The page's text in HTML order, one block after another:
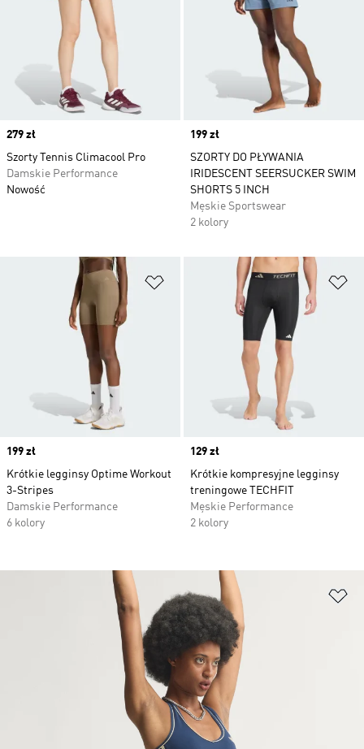
Price
279 zł
Szorty Tennis Climacool Pro
Damskie Performance
Nowość
Price
199 zł
SZORTY DO PŁYWANIA
IRIDESCENT SEERSUCKER SWIM
SHORTS 5 INCH
Męskie Sportswear
2 kolory
Dodaj do listy życzeń
Price
199 zł
Krótkie legginsy Optime Workout
3-Stripes
Damskie Performance
6 kolory
Price
129 zł
Krótkie kompresyjne legginsy
treningowe TECHFIT
Męskie Performance
2 kolory